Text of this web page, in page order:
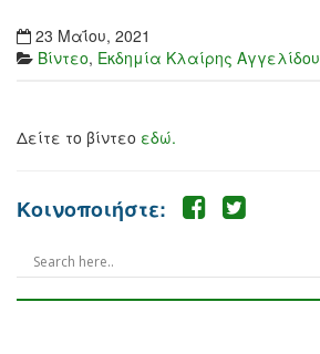
23 Μαΐου, 2021
Βίντεο, Εκδημία Κλαίρης Αγγελίδου
Δείτε το βίντεο εδώ.
Κοινοποιήστε: